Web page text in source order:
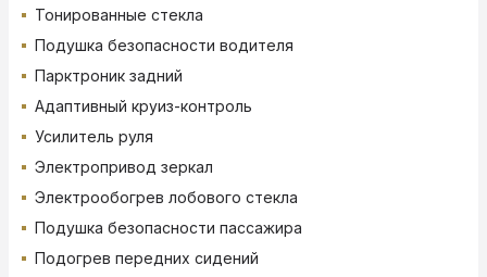
Тонированные стекла
Подушка безопасности водителя
Парктроник задний
Адаптивный круиз-контроль
Усилитель руля
Электропривод зеркал
Электрообогрев лобового стекла
Подушка безопасности пассажира
Подогрев передних сидений